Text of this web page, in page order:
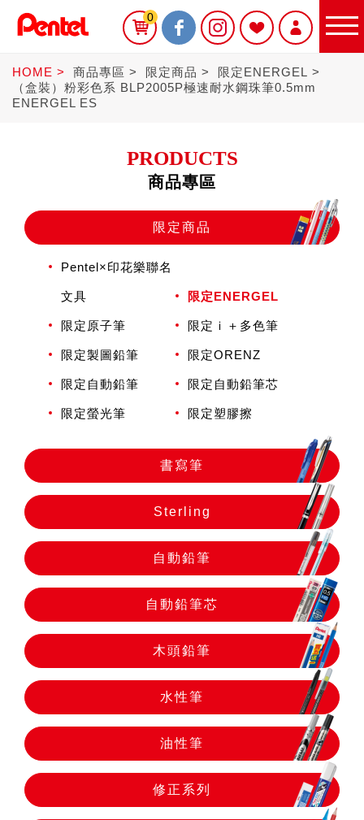
木頭鉛筆
水性筆
油性筆
修正系列
畫材
畫筆
0
HOME 商品專區 限定商品
限定ENERGEL
（盒裝）粉彩色系 BLP2005P極速耐水鋼珠筆0.5mm
ENERGEL ES
PRODUCTS
商品專區
限定商品
Pentel×印花樂聯名
文具 限定ENERGEL
限定原子筆 限定ｉ＋多色筆
限定製圖鉛筆 限定ORENZ
限定自動鉛筆 限定自動鉛筆芯
限定螢光筆 限定塑膠擦
書寫筆
Sterling
自動鉛筆
自動鉛筆芯
木頭鉛筆
水性筆
油性筆
修正系列